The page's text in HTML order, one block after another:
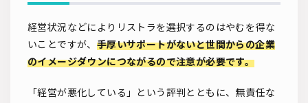
経営状況などによりリストラを選択するのはやむを得な
いことですが、 手厚いサポートがないと世間からの企業
のイメージダウンにつながるので注意が必要です。
「経営が悪化している」という評判とともに、無責任な